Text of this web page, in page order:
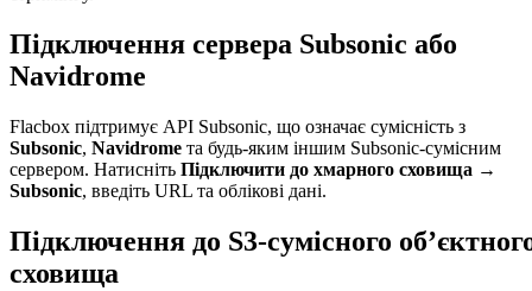
Підключення сервера Subsonic або
Navidrome
Flacbox підтримує API Subsonic, що означає сумісність з
Subsonic, Navidrome та будь-яким іншим Subsonic-сумісним
сервером. Натисніть Підключити до хмарного сховища →
Subsonic, введіть URL та облікові дані.
Підключення до S3-сумісного
сховища